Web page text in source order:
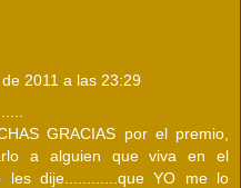
2011 a las 23:29
GRACIAS por el premio,
a alguien que viva en el
les dije............que YO me lo